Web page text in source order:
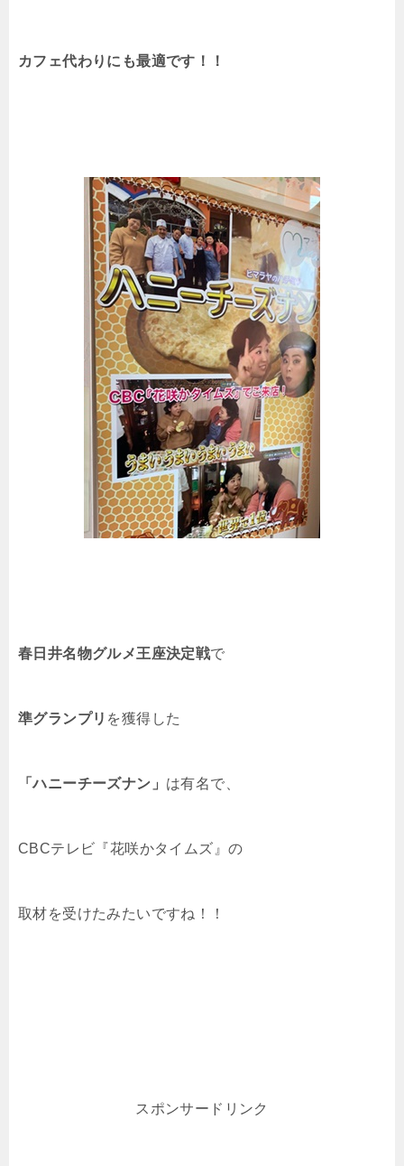
カフェ代わりにも最適です！！
春日井名物グルメ王座決定戦で
準グランプリ を獲得した
「ハニーチーズナン」 は有名で、
CBCテレビ『花咲かタイムズ』の
取材を受けたみたいですね！！
スポンサードリンク